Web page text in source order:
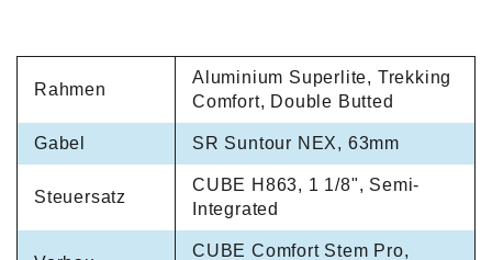
Rahmen
Aluminium Superlite, Trekking
Comfort, Double Butted
Gabel SR Suntour NEX, 63mm
Steuersatz
CUBE H863, 1 1/8", Semi-
Integrated
CUBE Comfort Stem Pro,